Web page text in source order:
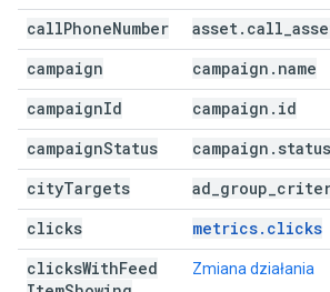
callPhoneNumber asset. call
campaign
campaign . name
campaignId campaign . id
campaignStatus campaign . status
cityTargets ad group
clicks
metrics.clicks
clicksWithFeed
Zmiana działania